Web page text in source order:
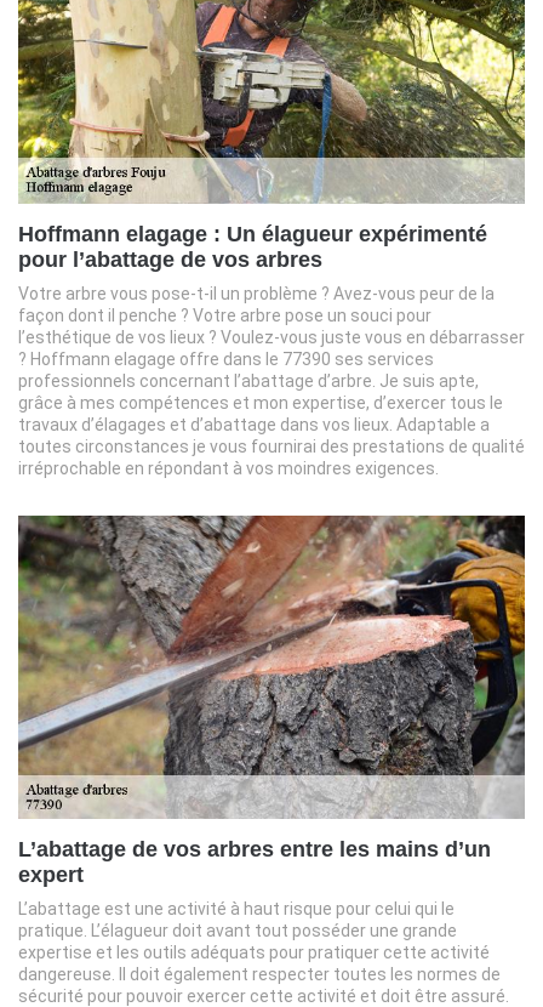
Hoffmann elagage : Un élagueur expérimenté
pour l’abattage de vos arbres
Votre arbre vous pose-t-il un problème ? Avez-vous peur de la
façon dont il penche ? Votre arbre pose un souci pour
l’esthétique de vos lieux ? Voulez-vous juste vous en débarrasser
? Hoffmann elagage offre dans le 77390 ses services
professionnels concernant l’abattage d’arbre. Je suis apte,
grâce à mes compétences et mon expertise, d’exercer tous le
travaux d’élagages et d’abattage dans vos lieux. Adaptable a
toutes circonstances je vous fournirai des prestations de qualité
irréprochable en répondant à vos moindres exigences.
L’abattage de vos arbres entre les mains d’un
expert
L’abattage est une activité à haut risque pour celui qui le
pratique. L’élagueur doit avant tout posséder une grande
expertise et les outils adéquats pour pratiquer cette activité
dangereuse. Il doit également respecter toutes les normes de
sécurité pour pouvoir exercer cette activité et doit être assuré.